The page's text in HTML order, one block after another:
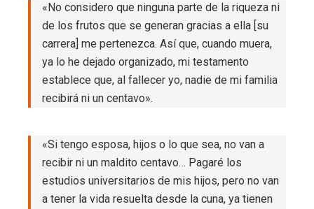
«No considero que ninguna parte de la riqueza ni
de los frutos que se generan gracias a ella [su
carrera] me pertenezca. Así que, cuando muera,
ya lo he dejado organizado, mi testamento
establece que, al fallecer yo, nadie de mi familia
recibirá ni un centavo».
«Si tengo esposa, hijos o lo que sea, no van a
recibir ni un maldito centavo… Pagaré los
estudios universitarios de mis hijos, pero no van
a tener la vida resuelta desde la cuna, ya tienen